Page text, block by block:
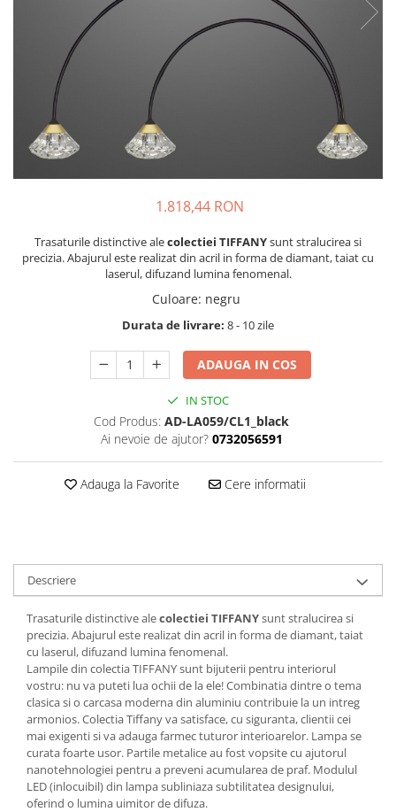
1.818,44 RON
Trasaturile distinctive alecolectiei TIFFANYsunt stralucirea si
precizia. Abajurul este realizat din acril in forma de diamant, taiat cu
laserul, difuzand lumina fenomenal.
Culoare: negru
Durata de livrare: 8 - 10 zile
ADAUGA IN COS
IN STOC
Cod Produs: AD-LA059/CL1_black
Ai nevoie de ajutor? 0732056591
Adauga la Favorite Cere informatii
Descriere
Trasaturile distinctive alecolectiei TIFFANYsunt stralucirea si
precizia. Abajurul este realizat din acril in forma de diamant, taiat
cu laserul, difuzand lumina fenomenal.
Lampile din colectia TIFFANY sunt bijuterii pentru interiorul
vostru: nu va puteti lua ochii de la ele! Combinatia dintre o tema
clasica si o carcasa moderna din aluminiu contribuie la un intreg
armonios. Colectia Tiffany va satisface, cu siguranta, clientii cei
mai exigenti si va adauga farmec tuturor interioarelor. Lampa se
curata foarte usor. Partile metalice au fost vopsite cu ajutorul
nanotehnologiei pentru a preveni acumularea de praf. Modulul
LED (inlocuibil) din lampa subliniaza subtilitatea designului,
oferind o lumina uimitor de difuza.